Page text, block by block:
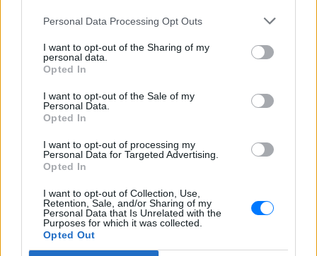
Personal Data Processing Opt Outs
I want to opt-out of the Sharing of my
personal data.
Opted In
I want to opt-out of the Sale of my
Personal Data.
Opted In
I want to opt-out of processing my
Personal Data for Targeted Advertising.
Opted In
I want to opt-out of Collection, Use,
Retention, Sale, and/or Sharing of my
Personal Data that Is Unrelated with the
Purposes for which it was collected.
Opted Out
6 φρούτα που μπορουν να
διατηρηθούν εκτός ψυγείου το
καλοκαίρι
ανάμεσα στους μηρούς
ΣΉΜΕΡΑ
Ποιος εφηύρε πραγματικά το